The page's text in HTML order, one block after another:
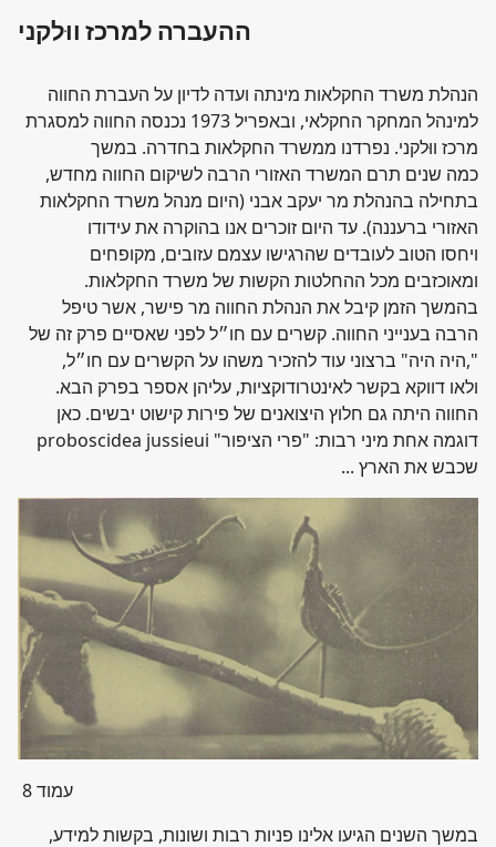
ההעברה למרכז ווּלקני
הנהלת משרד החקלאות מינתה ועדה לדיון על העברת החווה
למינהל המחקר החקלאי, ובאפריל 1973 נכנסה החווה למסגרת
מרכז ווּלקני. נפרדנו ממשרד החקלאות בחדרה. במשך
כמה שנים תרם המשרד האזורי הרבה לשיקום החווה מחדש,
בתחילה בהנהלת מר יעקב אבני (היום מנהל משרד החקלאות
האזורי ברעננה). עד היום זוכרים אנו בהוקרה את עידודו
ויחסו הטוב לעובדים שהרגישו עצמם עזובים, מקופחים
ומאוכזבים מכל ההחלטות הקשות של משרד החקלאות.
בהמשך הזמן קיבל את הנהלת החווה מר פישר, אשר טיפל
הרבה בענייני החווה. קשרים עם חו״ל לפני שאסיים פרק זה של
",היה היה" ברצוני עוד להזכיר משהו על הקשרים עם חו״ל,
ולאו דווקא בקשר לאינטרודוקציות, עליהן אספר בפרק הבא.
החווה היתה גם חלוץ היצואנים של פירות קישוט יבשים. כאן
דוגמה אחת מיני רבות: "פרי הציפור" proboscidea jussieui
שכבש את הארץ ...